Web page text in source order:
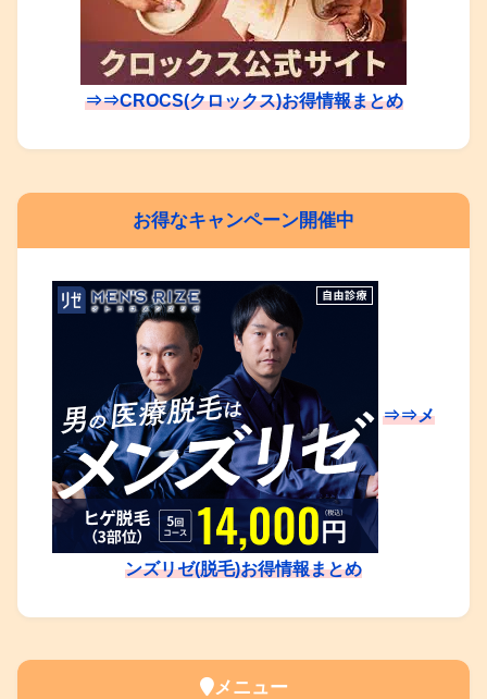
⇒⇒CROCS(クロックス)お得情報まとめ
お得なキャンペーン開催中
⇒⇒メ
ンズリゼ(脱毛)お得情報まとめ
メニュー